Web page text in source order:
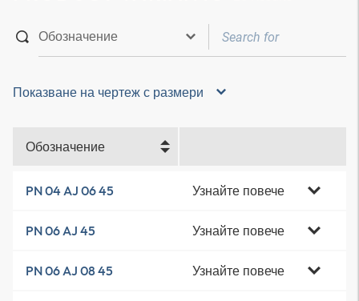
Показване на чертеж с размери
Обозначение
PN 04 AJ 06 45 Узнайте повече
PN 06 AJ 45 Узнайте повече
PN 06 AJ 08 45 Узнайте повече